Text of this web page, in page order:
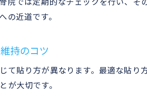
院では定期的なチェックを行い、
の近道です。
持のコツ
て貼り方が異なります。最適な貼り
が大切です。